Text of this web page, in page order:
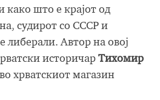
како што е крајот од
судирот со СССР и
либерали. Автор на овој
историчарТихомир
хрватскиот магазин